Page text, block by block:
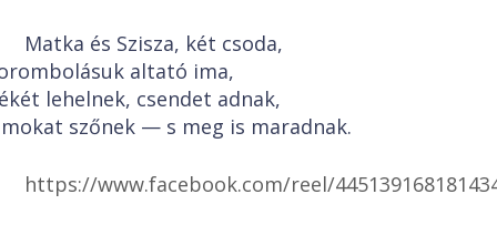
Matka és Szisza, két csoda,
altató ima,
lehelnek, csendet adnak,
szőnek — s meg is maradnak.
https://www.facebook.com/reel/